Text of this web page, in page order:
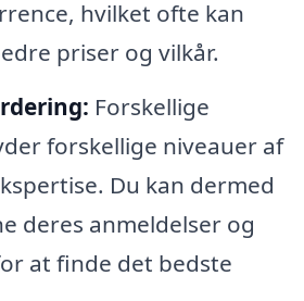
hvilket ofte kan
priser og vilkår.
Forskellige
forskellige niveauer af
Du kan dermed
deres anmeldelser og
at finde det bedste